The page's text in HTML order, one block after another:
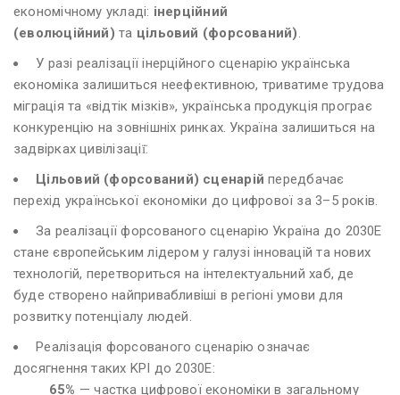
економічному укладі: інерційний
(еволюційний) та цільовий (форсований).
У разі реалізації інерційного сценарію українська
економіка залишиться неефективною, триватиме трудова
міграція та «відтік мізків», українська продукція програє
конкуренцію на зовнішніх ринках. Україна залишиться на
задвірках цивілізації̈.
Цільовий (форсований) сценарій передбачає
перехід української економіки до цифрової за 3–5 років.
За реалізації форсованого сценарію Україна до 2030Е
стане європейським лідером у галузі інновацій та нових
технологій, перетвориться на інтелектуальний хаб, де
буде створено найпривабливіші в регіоні умови для
розвитку потенціалу людей.
Реалізація форсованого сценарію означає
досягнення таких KPI до 2030Е:
65% — частка цифрової економіки в загальному